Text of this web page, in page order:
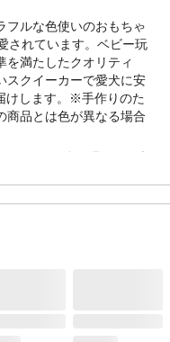
フルな色使いのおもちゃ
されています。ベビー玩
を満たしたクオリティ
スクイーカーで愛犬に安
けします。※手作りのた
商品とは色が異なる場合